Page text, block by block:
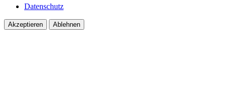
Datenschutz
Akzeptieren Ablehnen